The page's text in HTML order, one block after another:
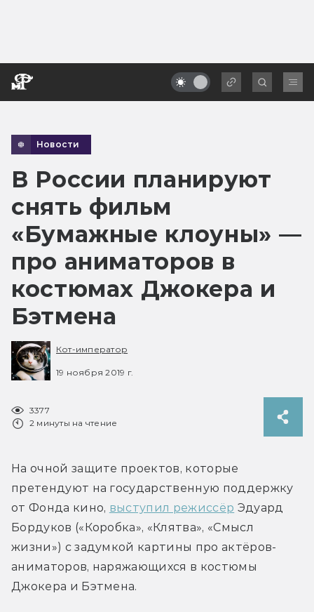
Новости
В России планируют
снять фильм
«Бумажные клоуны» —
про аниматоров в
костюмах Джокера и
Бэтмена
Кот-император
19 ноября 2019 г.
3377
2 минуты на чтение
На очной защите проектов, которые
претендуют на государственную поддержку
от Фонда кино, выступил режиссёр Эдуард
Бордуков («Коробка», «Клятва», «Смысл
жизни») с задумкой картины про актёров-
аниматоров, наряжающихся в костюмы
Джокера и Бэтмена.